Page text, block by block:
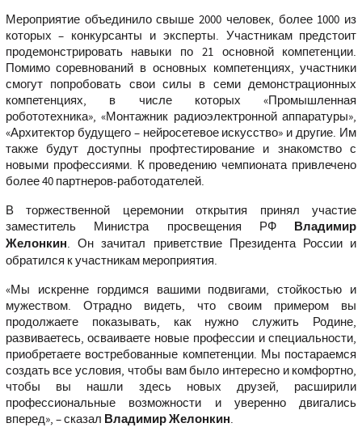
Мероприятие объединило свыше 2000 человек, более 1000 из
которых – конкурсанты и эксперты. Участникам предстоит
продемонстрировать навыки по 21 основной компетенции.
Помимо соревнований в основных компетенциях, участники
смогут попробовать свои силы в семи демонстрационных
компетенциях, в числе которых «Промышленная
робототехника», «Монтажник радиоэлектронной аппаратуры»,
«Архитектор будущего – нейросетевое искусство» и другие. Им
также будут доступны профтестирование и знакомство с
новыми профессиями. К проведению чемпионата привлечено
более 40 партнеров-работодателей.
В торжественной церемонии открытия принял участие
заместитель Министра просвещения РФ Владимир
Желонкин. Он зачитал приветствие Президента России и
обратился к участникам мероприятия.
«Мы искренне гордимся вашими подвигами, стойкостью и
мужеством. Отрадно видеть, что своим примером вы
продолжаете показывать, как нужно служить Родине,
развиваетесь, осваиваете новые профессии и специальности,
приобретаете востребованные компетенции. Мы постараемся
создать все условия, чтобы вам было интересно и комфортно,
чтобы вы нашли здесь новых друзей, расширили
профессиональные возможности и уверенно двигались
вперед», – сказал Владимир Желонкин.